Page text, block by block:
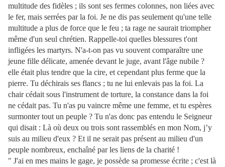
multitude des fidèles ; ils sont ses fermes colonnes, non liées avec
le fer, mais serrées par la foi. Je ne dis pas seulement qu'une telle
multitude a plus de force que le feu ; ta rage ne saurait triompher
même d'un seul chrétien. Rappelle-toi quelles blessures t'ont
infligées les martyrs. N'a-t-on pas vu souvent comparaître une
jeune fille délicate, amenée devant le juge, avant l'âge nubile ?
elle était plus tendre que la cire, et cependant plus ferme que la
pierre. Tu déchirais ses flancs ; tu ne lui enlevais pas la foi. La
chair cédait sous l'instrument de torture, la constance dans la foi
ne cédait pas. Tu n'as pu vaincre même une femme, et tu espères
surmonter tout un peuple ? Tu n'as donc pas entendu le Seigneur
qui disait : Là où deux ou trois sont rassemblés en mon Nom, j’y
suis au milieu d'eux ? Et il ne serait pas présent au milieu d'un
peuple nombreux, enchaîné par les liens de la charité !
" J'ai en mes mains le gage, je possède sa promesse écrite ; c'est là